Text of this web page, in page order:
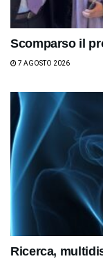
Scomparso il
7 AGOSTO 2026
Ricerca,